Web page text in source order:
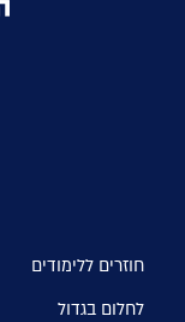
חוזרים ללימודים
לחלום בגדול